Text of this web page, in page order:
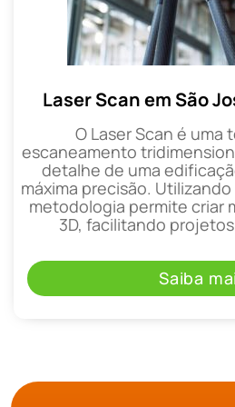
Laser Scan em São
O Laser Scan é uma
escaneamento
detalhe de uma
máxima precisão.
metodologia permite criar
3D, facilitando
Saiba